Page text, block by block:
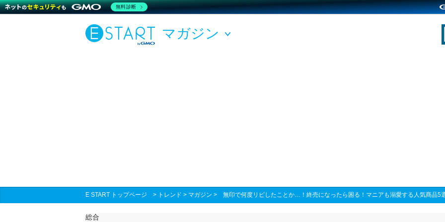
マガジン
E START トップページ > トレンド > マガジン > 無印で何度リピしたことか…！終売になったら困る！マニアも溺愛する人気商品5
総合
無料診断